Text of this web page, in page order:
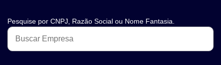
Pesquise por CNPJ, Razão Social ou Nome Fantasia.